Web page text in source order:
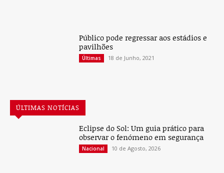
Público pode regressar aos estádios e
pavilhões
Últimas 18 de Junho, 2021
ÚLTIMAS NOTÍCIAS
Eclipse do Sol: Um guia prático para
observar o fenómeno em segurança
Nacional 10 de Agosto, 2026